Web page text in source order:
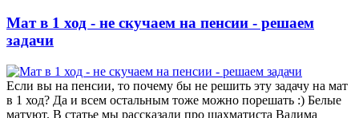
Мат в 1 ход - не скучаем на пенсии - решаем
задачи
Если вы на пенсии, то почему бы не решить эту задачу на мат
в 1 ход? Да и всем остальным тоже можно порешать :) Белые
матуют. В статье мы рассказали про шахматиста Вадима